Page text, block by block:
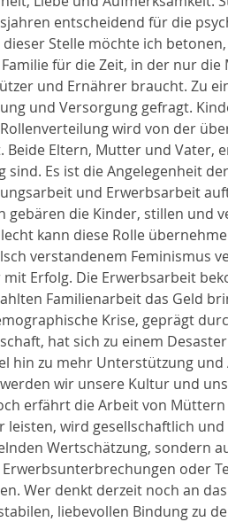
entscheidend für die
dieser Stelle möchte ich
für die Zeit, in der nur
und Ernährer braucht. Zu
und Versorgung gefragt.
wird von der
Beide Eltern, Mutter und Vater,
sind. Es ist die Angelegenheit
und Erwerbsarbeit
gebären die Kinder, stillen und
kann diese Rolle
verstandenem Feminismus
mit Erfolg. Die Erwerbsarbeit
Familienarbeit das Geld
Krise, geprägt
hat sich zu einem
hin zu mehr Unterstützung
wir unsere Kultur und
erfährt die Arbeit von
leisten, wird gesellschaftlich
Wertschätzung, sondern
oder
Wer denkt derzeit noch an
liebevollen Bindung zu